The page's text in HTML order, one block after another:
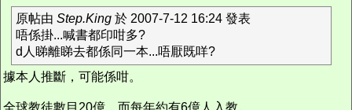
原帖由 Step.King 於 2007-7-12 16:24 發表
唔係掛...喊書都印咁多?
d人睇離睇去都係同一本...唔厭既咩?
據本人推斷，可能係咁。
全球教徒數目20億，而每年約有6億人入教。